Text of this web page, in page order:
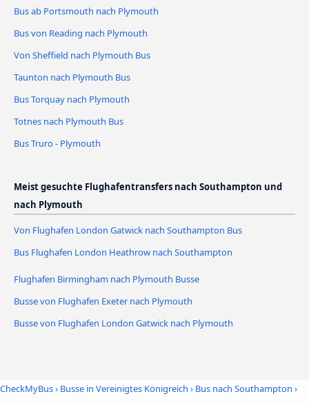
Bus ab Portsmouth nach Plymouth
Bus von Reading nach Plymouth
Von Sheffield nach Plymouth Bus
Taunton nach Plymouth Bus
Bus Torquay nach Plymouth
Totnes nach Plymouth Bus
Bus Truro - Plymouth
Meist gesuchte Flughafentransfers nach Southampton und
nach Plymouth
Von Flughafen London Gatwick nach Southampton Bus
Bus Flughafen London Heathrow nach Southampton
Flughafen Birmingham nach Plymouth Busse
Busse von Flughafen Exeter nach Plymouth
Busse von Flughafen London Gatwick nach Plymouth
CheckMyBus› Busse in Vereinigtes Königreich › Bus nach Southampton ›